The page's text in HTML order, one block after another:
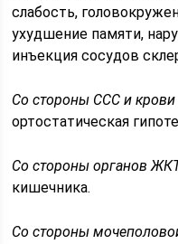
слабость,
ухудшение памяти,
инъекция сосудов
Со стороны ССС и крови
ортостатическая
Со стороны органов
кишечника.
Со стороны